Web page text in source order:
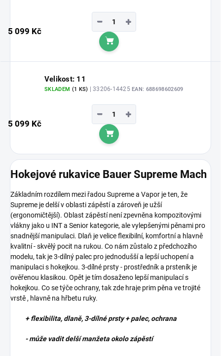
5 099 Kč
+
−
Do košíku
Velikost: 11
SKLADEM (1 KS) | 33206-14425EAN: 688698602609
5 099 Kč
+
−
Do košíku
Hokejové rukavice Bauer Supreme Mach
Základním rozdílem mezi řadou Supreme a Vapor je ten, že
Supreme je delší v oblasti zápěstí a zároveň je užší
(ergonomičtější). Oblast zápěstí není zpevněna kompozitovými
vlákny jako u INT a Senior kategorie, ale vylepšenými pěnami pro
snadnější manipulaci. Dlaň je velice flexibilní, komfortní a hlavně
kvalitní - skvělý pocit na rukou. Co nám zůstalo z předchozího
modelu, tak je 3-dílný palec pro jednodušší a lepší uchopení a
manipulaci s hokejkou. 3-dílné prsty - prostředník a prsteník je
ověřenou klasikou. Opět je tím dosaženo lepší manipulací s
hokejkou. Co se týče ochrany, tak zde hraje prim pěna ve trojité
vrstě , hlavně na hřbetu ruky.
+ flexibilita, dlaně, 3-dílné prsty + palec, ochrana
- může vadit delší manžeta okolo zápěstí